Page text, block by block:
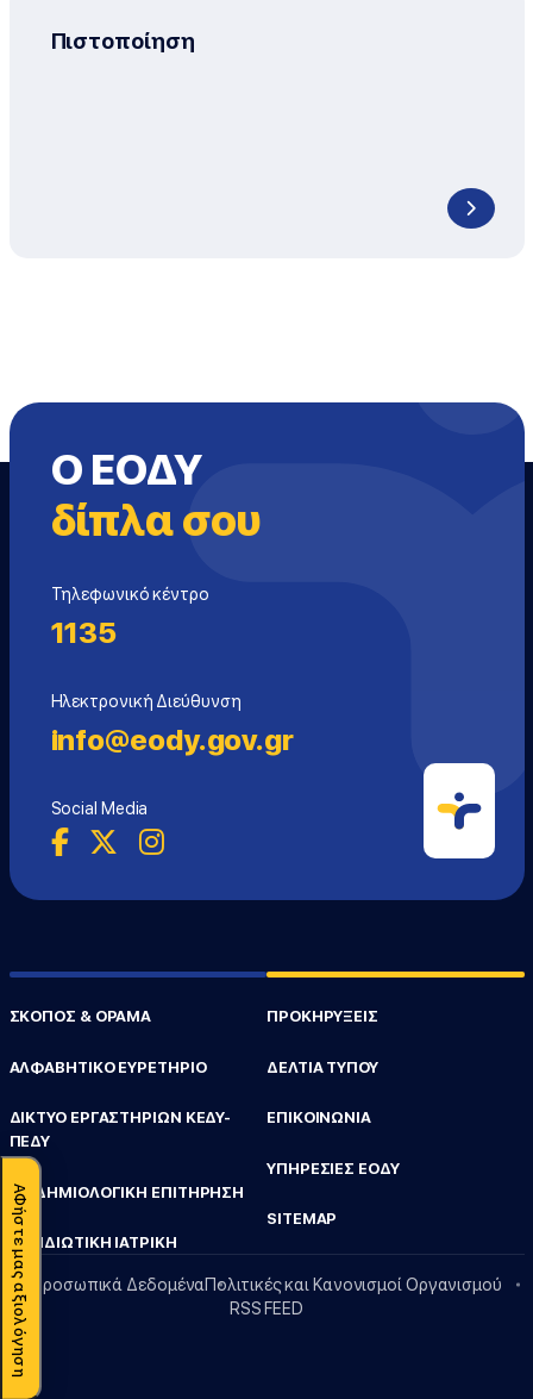
ΑΦήστε μας αξιολόγηση
Πιστοποίηση
Ο ΕΟΔΥ
δίπλα σου
Τηλεφωνικό κέντρο
1135
Ηλεκτρονική Διεύθυνση
info@eody.gov.gr
Social Media
ΣΚΟΠΟΣ & ΟΡΑΜΑ
ΑΛΦΑΒΗΤΙΚΟ ΕΥΡΕΤΗΡΙΟ
ΔΙΚΤΥΟ ΕΡΓΑΣΤΗΡΙΩΝ ΚΕΔΥ-
ΠΕΔΥ
ΕΠΙΔΗΜΙΟΛΟΓΙΚΗ ΕΠΙΤΗΡΗΣΗ
ΤΑΞΙΔΙΩΤΙΚΗ ΙΑΤΡΙΚΗ
ΠΡΟΚΗΡΥΞΕΙΣ
ΔΕΛΤΙΑ ΤΥΠΟΥ
ΕΠΙΚΟΙΝΩΝΙΑ
ΥΠΗΡΕΣΙΕΣ ΕΟΔΥ
SITEMAP
Προσωπικά ΔεδομέναΠολιτικές και Κανονισμοί Οργανισμού
RSS FEED